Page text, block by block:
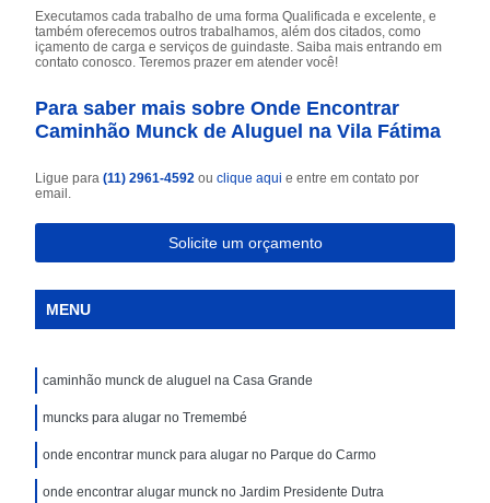
Executamos cada trabalho de uma forma Qualificada e excelente, e
também oferecemos outros trabalhamos, além dos citados, como
içamento de carga e serviços de guindaste. Saiba mais entrando em
contato conosco. Teremos prazer em atender você!
Para saber mais sobre Onde Encontrar
Caminhão Munck de Aluguel na Vila Fátima
Ligue para(11) 2961-4592ouclique aqui e entre em contato por
email.
Solicite um orçamento
MENU
caminhão munck de aluguel na Casa Grande
muncks para alugar no Tremembé
onde encontrar munck para alugar no Parque do Carmo
onde encontrar alugar munck no Jardim Presidente Dutra